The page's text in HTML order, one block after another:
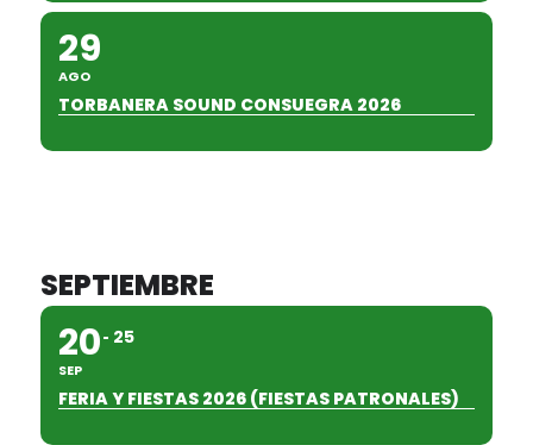
29
AGO
TORBANERA SOUND CONSUEGRA 2026
SEPTIEMBRE
20
SEP
25
FERIA Y FIESTAS 2026 (FIESTAS PATRONALES)